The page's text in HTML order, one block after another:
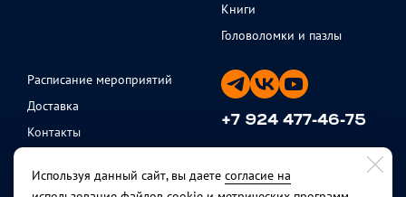
Книги
Головоломки и пазлы
Расписание мероприятий
Доставка
Контакты
Политика
+7 924 477-46-75
ежедневно с 11 до 20
Используя данный сайт, вы даете согласие на